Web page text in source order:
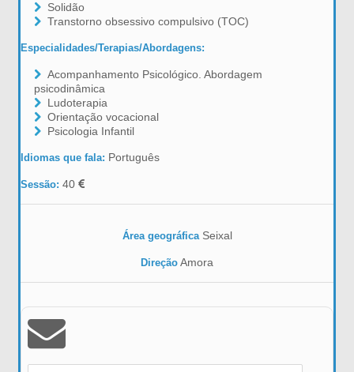
Solidão
Transtorno obsessivo compulsivo (TOC)
Especialidades/Terapias/Abordagens:
Acompanhamento Psicológico. Abordagem
psicodinâmica
Ludoterapia
Orientação vocacional
Psicologia Infantil
Idiomas que fala: Português
Sessão:40
Área geográfica Seixal
Direção Amora